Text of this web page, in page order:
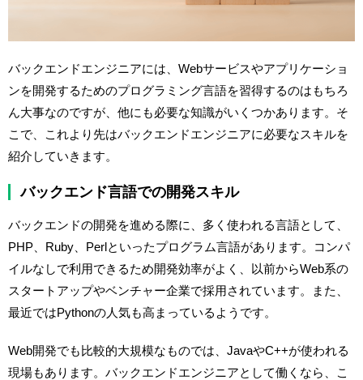
バックエンドエンジニアには、Webサービスやアプリケーショ
ンを開発するためのプログラミング言語を習得するのはもちろ
ん大事なのですが、他にも必要な知識がいくつかあります。そ
こで、これより先はバックエンドエンジニアに必要なスキルを
紹介していきます。
バックエンド言語での開発スキル
バックエンドの開発を進める際に、多く使われる言語として、
PHP、Ruby、Perlといったプログラム言語があります。コンパ
イルなしで利用できるため開発効率がよく、以前からWeb系の
スタートアップやベンチャー企業で採用されています。また、
最近ではPythonの人気も高まっているようです。
Web開発でも比較的大規模なものでは、JavaやC++が使われる
現場もあります。バックエンドエンジニアとして働くなら、こ